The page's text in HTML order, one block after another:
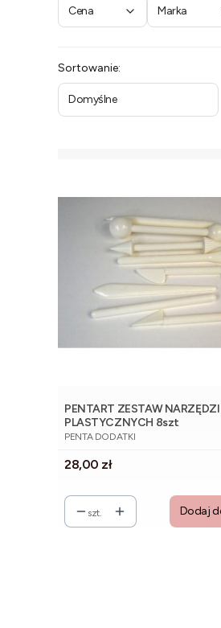
Cena Marka
Lista produktów
Sortowanie:
Domyślne
PENTART ZESTAW
PLASTYCZNYCH 8szt
PRODUCENT
PENTA DODATKI
Cena
28,00 zł
szt. Dodaj